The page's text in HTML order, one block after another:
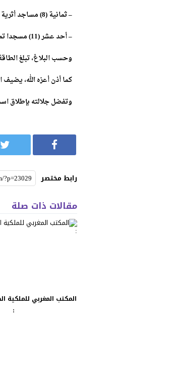
– ثمانية (8) مساجد أثرية تم ترميمها؛
– أحد عشر (11) مسجدا تم إصلاحها.
وحسب البلاغ، تبلغ الطاقة الاستيعابية لمجموع
كما أذن أعزه الله،
وتفضل جلالته بإطلاق اسم الجلالة
رابط مختصر
مقالات ذات صلة
المكتب المغربي للملكية
: